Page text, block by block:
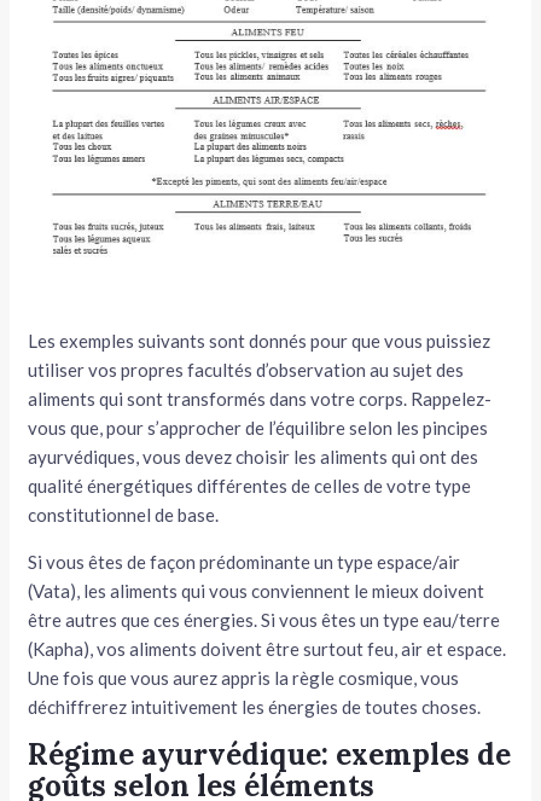
Les exemples suivants sont donnés pour que vous puissiez
utiliser vos propres facultés d’obser­vation au sujet des
aliments qui sont transformés dans votre corps. Rappelez-
vous que, pour s’appro­cher de l’équilibre selon les pincipes
ayurvédiques, vous devez choisir les aliments qui ont des
qualité énergétiques différentes de celles de votre type
constitutionnel de base.
Si vous êtes de façon prédominante un type espace/air
(Vata), les aliments qui vous conviennent le mieux doivent
être autres que ces énergies. Si vous êtes un type eau/terre
(Kapha), vos aliments doivent être surtout feu, air et espace.
Une fois que vous aurez appris la règle cosmique, vous
déchiffrerez intuiti­vement les énergies de toutes choses.
Régime ayurvédique: exemples de
goûts selon les éléments